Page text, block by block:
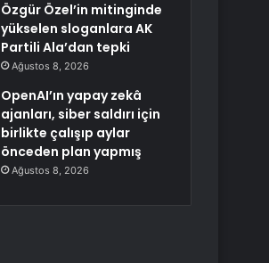
Özgür Özel’in mitinginde
yükselen sloganlara AK
Partili Ala’dan tepki
Ağustos 8, 2026
OpenAI’ın yapay zekâ
ajanları, siber saldırı için
birlikte çalışıp aylar
önceden plan yapmış
Ağustos 8, 2026